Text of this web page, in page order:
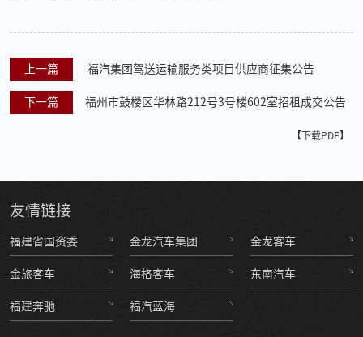
上一篇 福汽集团驾送运输服务类项目供应商征集公告
下一篇 福州市鼓楼区华林路212号3号楼602室招租成交公告
【下载PDF】
友情链接
福建省国资委 金龙汽车集团 金龙客车
金旅客车 海格客车 东南汽车
福建奔驰 福汽蓝海